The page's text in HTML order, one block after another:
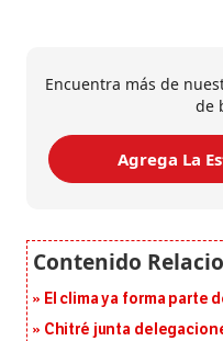
Encuentra más de
de
Agrega La
El clima ya forma parte
Chitré junta